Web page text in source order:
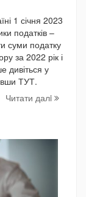
1 січня 2023
податків –
суми податку
за 2022 рік і
дивіться у
ТУТ.
Читати далi